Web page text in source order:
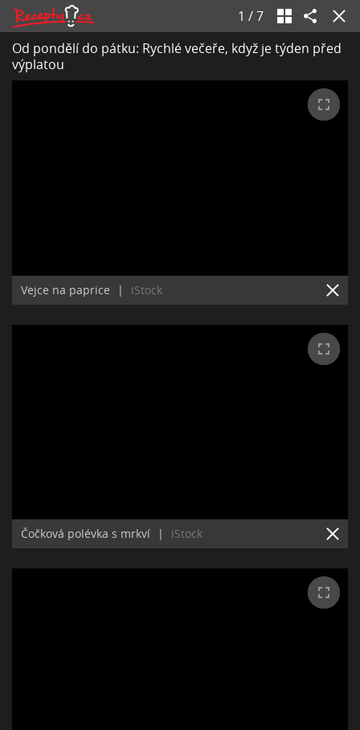
1 /7
Od pondělí do pátku: Rychlé večeře, když je týden před
výplatou
Vejce na paprice | iStock
Čočková polévka s mrkví | iStock